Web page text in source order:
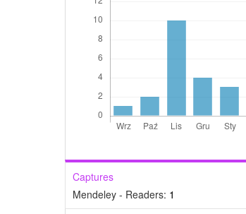
Captures
Mendeley - Readers: 1